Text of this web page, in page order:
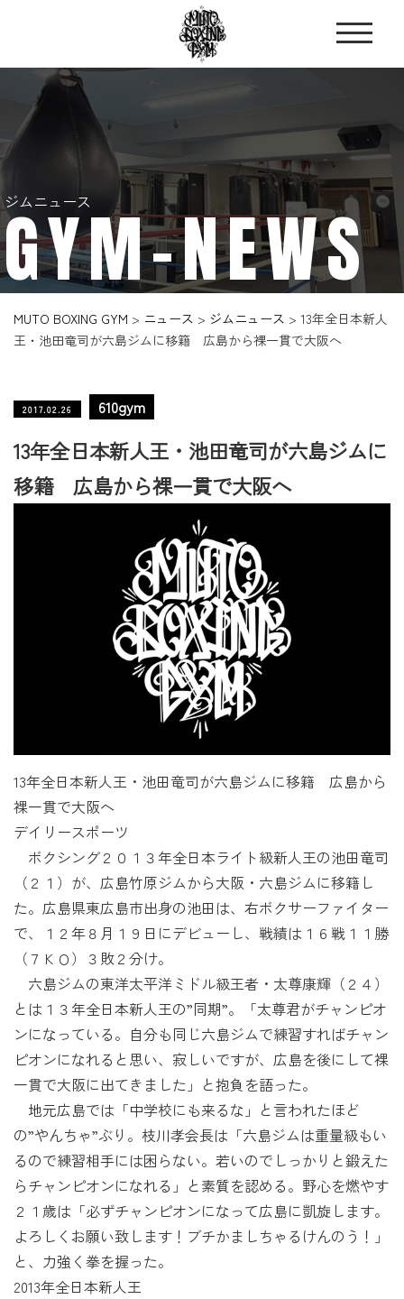
ジムニュース
GYM-NEWS
MUTO BOXING GYM > ニュース > ジムニュース > 13年全日本新人
王・池田竜司が六島ジムに移籍 広島から裸一貫で大阪へ
2017.02.26 610gym
13年全日本新人王・池田竜司が六島ジムに
移籍 広島から裸一貫で大阪へ
13年全日本新人王・池田竜司が六島ジムに移籍 広島から
裸一貫で大阪へ
デイリースポーツ
ボクシング２０１３年全日本ライト級新人王の池田竜司
（２１）が、広島竹原ジムから大阪・六島ジムに移籍し
た。広島県東広島市出身の池田は、右ボクサーファイター
で、１２年８月１９日にデビューし、戦績は１６戦１１勝
（７ＫＯ）３敗２分け。
六島ジムの東洋太平洋ミドル級王者・太尊康輝（２４）
とは１３年全日本新人王の”同期”。「太尊君がチャンピオ
ンになっている。自分も同じ六島ジムで練習すればチャン
ピオンになれると思い、寂しいですが、広島を後にして裸
一貫で大阪に出てきました」と抱負を語った。
地元広島では「中学校にも来るな」と言われたほど
の”やんちゃ”ぶり。枝川孝会長は「六島ジムは重量級もい
るので練習相手には困らない。若いのでしっかりと鍛えた
らチャンピオンになれる」と素質を認める。野心を燃やす
２１歳は「必ずチャンピオンになって広島に凱旋します。
よろしくお願い致します！ブチかましちゃるけんのう！」
と、力強く拳を握った。
2013年全日本新人王